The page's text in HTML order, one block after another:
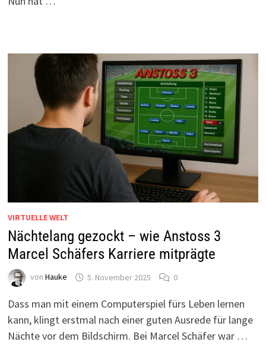
VIRTUELLE WELT
Nächtelang gezockt – wie Anstoss 3
Marcel Schäfers Karriere mitprägte
von Hauke 5. November 2025 0
Dass man mit einem Computerspiel fürs Leben lernen
kann, klingt erstmal nach einer guten Ausrede für lange
Nächte vor dem Bildschirm. Bei Marcel Schäfer war …